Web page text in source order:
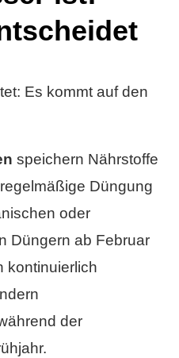
Es kommt auf den
speichern Nährstoffe
Düngung
oder
Düngern ab Februar
kontinuierlich
der